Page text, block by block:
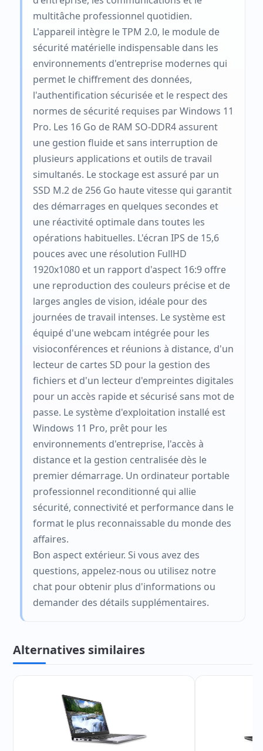
multitâche professionnel quotidien.
L'appareil intègre le TPM 2.0, le module de
sécurité matérielle indispensable dans les
environnements d'entreprise modernes qui
permet le chiffrement des données,
l'authentification sécurisée et le respect des
normes de sécurité requises par Windows 11
Pro. Les 16 Go de RAM SO-DDR4 assurent
une gestion fluide et sans interruption de
plusieurs applications et outils de travail
simultanés. Le stockage est assuré par un
SSD M.2 de 256 Go haute vitesse qui garantit
des démarrages en quelques secondes et
une réactivité optimale dans toutes les
opérations habituelles. L'écran IPS de 15,6
pouces avec une résolution FullHD
1920x1080 et un rapport d'aspect 16:9 offre
une reproduction des couleurs précise et de
larges angles de vision, idéale pour des
journées de travail intenses. Le système est
équipé d'une webcam intégrée pour les
visioconférences et réunions à distance, d'un
lecteur de cartes SD pour la gestion des
fichiers et d'un lecteur d'empreintes digitales
pour un accès rapide et sécurisé sans mot de
passe. Le système d'exploitation installé est
Windows 11 Pro, prêt pour les
environnements d'entreprise, l'accès à
distance et la gestion centralisée dès le
premier démarrage. Un ordinateur portable
professionnel reconditionné qui allie
sécurité, connectivité et performance dans le
format le plus reconnaissable du monde des
affaires.
Bon aspect extérieur. Si vous avez des
questions, appelez-nous ou utilisez notre
chat pour obtenir plus d'informations ou
demander des détails supplémentaires.
Alternatives similaires